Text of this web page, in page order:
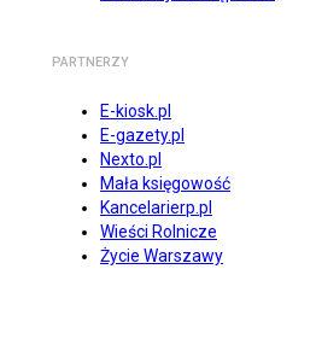
PARTNERZY
E-kiosk.pl
E-gazety.pl
Nexto.pl
Mała księgowość
Kancelarierp.pl
Wieści Rolnicze
Życie Warszawy